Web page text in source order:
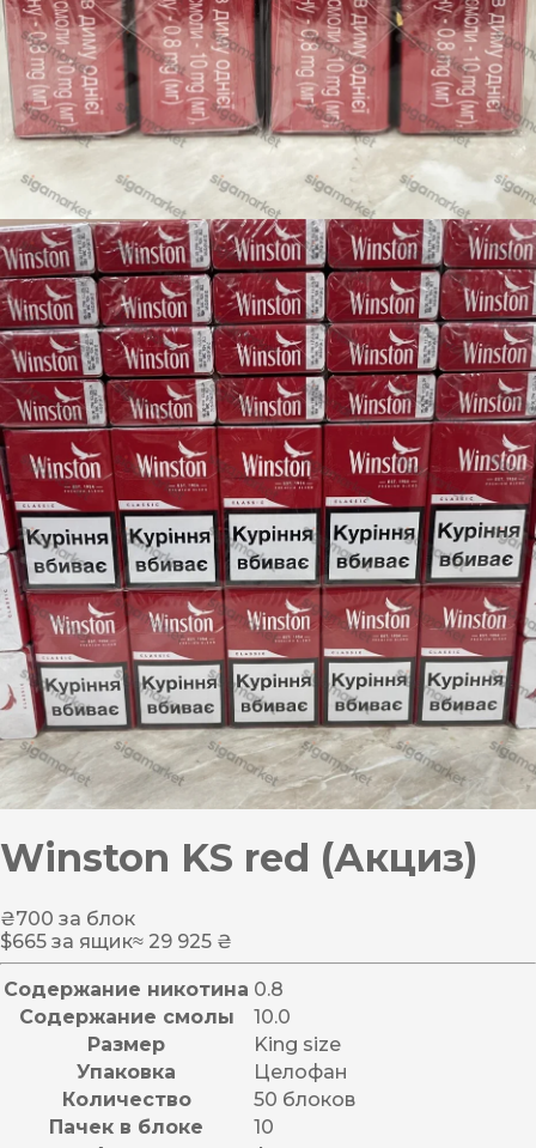
Winston KS red (Акциз)
₴700 за блок
$665 за ящик≈ 29 925 ₴
Содержание никотина 0.8
Содержание смолы
10.0
Размер
King size
Упаковка
Целофан
Количество
50 блоков
Пачек в блоке
10